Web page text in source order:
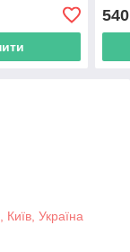
540
Україна